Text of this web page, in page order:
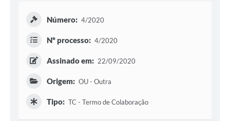
Número: 4/2020
Nº processo: 4/2020
Assinado em: 22/09/2020
Origem: OU - Outra
Tipo: TC - Termo de Colaboração